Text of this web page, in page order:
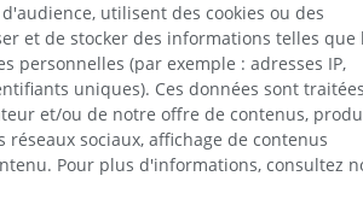
IRM
PREMIUM
IRM du genou
IRM
PREMIUM
utilisent des cookies ou des
et de stocker des informations telles que
personnelles (par exemple : adresses IP,
uniques). Ces données sont
et/ou de notre offre de contenus,
réseaux sociaux, affichage de contenus
Pour plus d'informations, consultez